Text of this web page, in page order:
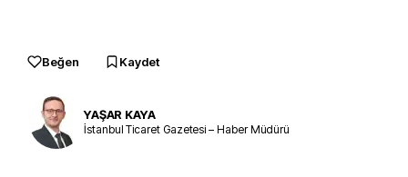
Beğen Kaydet
YAŞAR KAYA
İstanbul Ticaret Gazetesi – Haber Müdürü